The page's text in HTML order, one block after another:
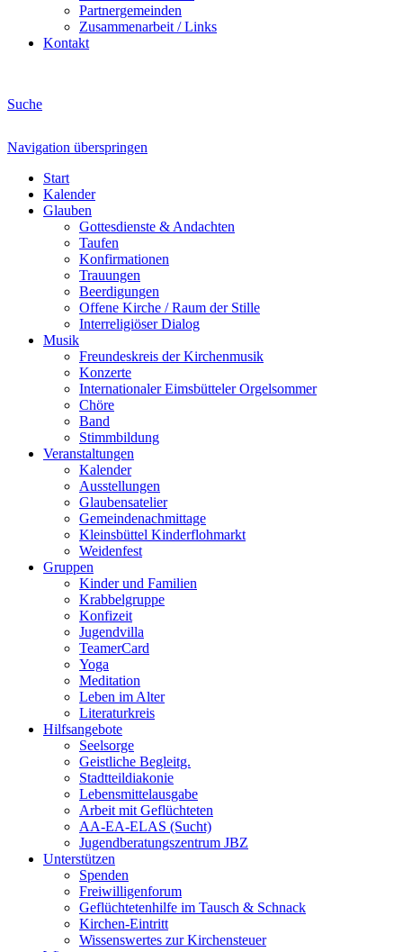
Partnergemeinden
Zusammenarbeit / Links
Kontakt
Suche
Navigation überspringen
Start
Kalender
Glauben
Gottesdienste & Andachten
Taufen
Konfirmationen
Trauungen
Beerdigungen
Offene Kirche / Raum der Stille
Interreligiöser Dialog
Musik
Freundeskreis der Kirchenmusik
Konzerte
Internationaler Eimsbütteler Orgelsommer
Chöre
Band
Stimmbildung
Veranstaltungen
Kalender
Ausstellungen
Glaubensatelier
Gemeindenachmittage
Kleinsbüttel Kinder­flohmarkt
Weidenfest
Gruppen
Kinder und Familien
Krabbelgruppe
Konfizeit
Jugendvilla
TeamerCard
Yoga
Meditation
Leben im Alter
Literaturkreis
Hilfsangebote
Seelsorge
Geistliche Begleitg.
Stadtteildiakonie
Lebensmittelausgabe
Arbeit mit Geflüchteten
AA-EA-ELAS (Sucht)
Jugendberatungs­zentrum JBZ
Unterstützen
Spenden
Freiwilligenforum
Geflüchtetenhilfe im Tausch & Schnack
Kirchen-Eintritt
Wissenswertes zur Kirchensteuer